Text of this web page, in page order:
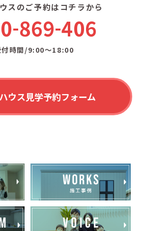
スのご予約はコチラから
869 406
付時間/9:00〜18:00
ウス見学予約フォーム